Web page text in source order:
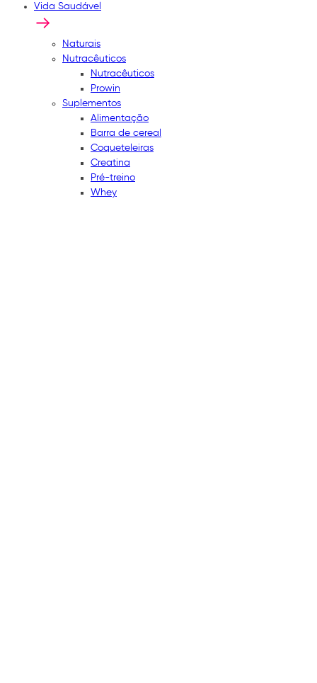
Vida Saudável
Naturais
Nutracêuticos
Nutracêuticos
Prowin
Suplementos
Alimentação
Barra de cereal
Coqueteleiras
Creatina
Pré-treino
Whey